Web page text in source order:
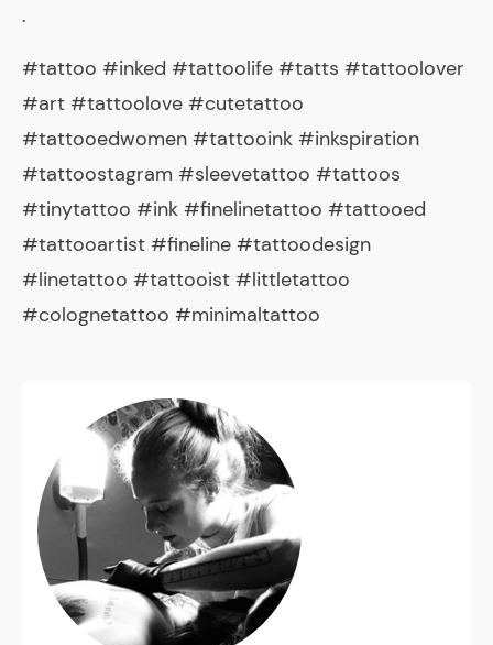
.
#tattoo #inked #tattoolife #tatts #tattoolover
#art #tattoolove #cutetattoo
#tattooedwomen #tattooink #inkspiration
#tattoostagram #sleevetattoo #tattoos
#tinytattoo #ink #finelinetattoo #tattooed
#tattooartist #fineline #tattoodesign
#linetattoo #tattooist #littletattoo
#colognetattoo #minimaltattoo